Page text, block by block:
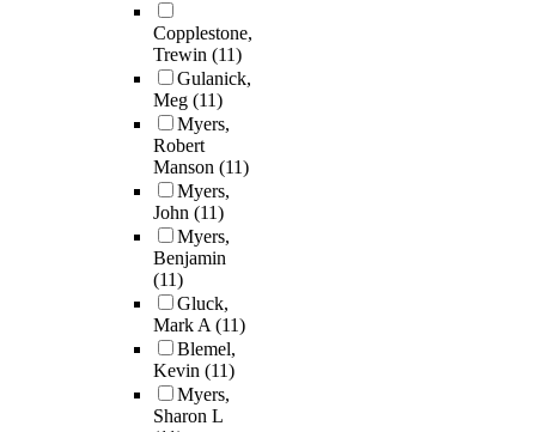
Copplestone,
Trewin (11)
Gulanick,
Meg (11)
Myers,
Robert
Manson (11)
Myers,
John (11)
Myers,
Benjamin
(11)
Gluck,
Mark A(11)
Blemel,
Kevin (11)
Myers,
Sharon L